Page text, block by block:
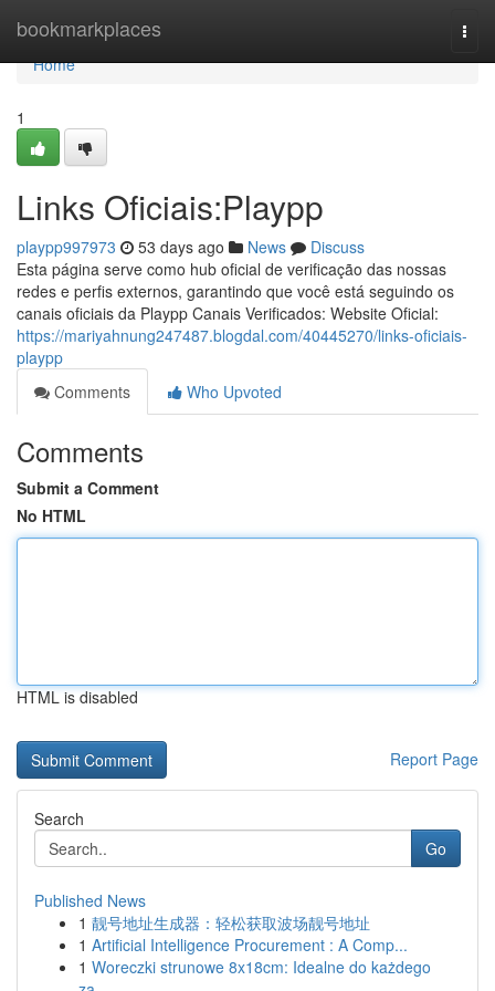
bookmarkplaces
Home
Home
1
Links Oficiais:Playpp
playpp997973 53 days ago News
Discuss
Esta página serve como hub oficial de verificação das nossas
redes e perfis externos, garantindo que você está seguindo os
canais oficiais da Playpp Canais Verificados: Website Oficial:
https://mariyahnung247487.blogdal.com/40445270/links-oficiais-
playpp
Comments
Who Upvoted
Comments
Submit a Comment
No HTML
HTML is disabled
Report Page
Search
Go
Published News
1 靓号地址生成器：轻松获取波场靓号地址
1 Artificial Intelligence Procurement : A Comp...
1 Woreczki strunowe 8x18cm: Idealne do każdego